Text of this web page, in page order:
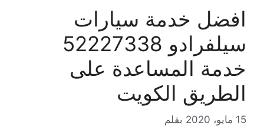
افضل خدمة سيارات
سيلفرادو 52227338
خدمة المساعدة على
الطريق الكويت
15 مايو، 2020 بقلم